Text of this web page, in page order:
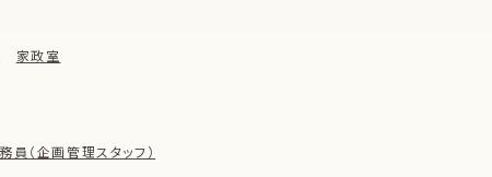
家政室
員（企画管理スタッフ）